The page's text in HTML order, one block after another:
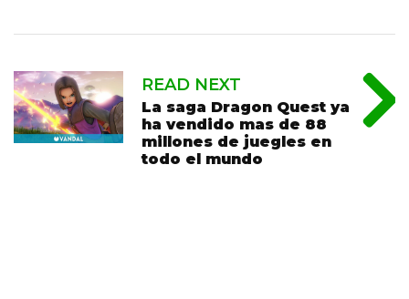
READ NEXT
La saga Dragon Quest ya
ha vendido mas de 88
millones de juegles en
todo el mundo